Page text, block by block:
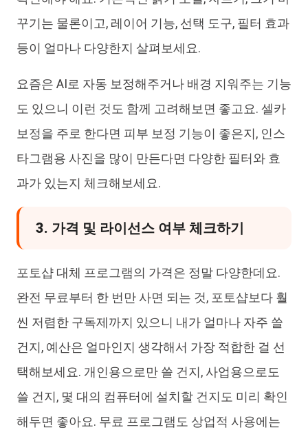
꾸기는 물론이고, 레이어 기능, 선택 도구, 필터 효과
등이 얼마나 다양한지 살펴보세요.
요즘은 AI로 자동 보정해주거나 배경 지워주는 기능
도 있으니 이런 것도 함께 고려해보면 좋고요. 셀카
보정을 주로 한다면 피부 보정 기능이 좋은지, 인스
타그램용 사진을 많이 만든다면 다양한 필터와 효
과가 있는지 체크해보세요.
3. 가격 및 라이선스 여부 체크하기
포토샵 대체 프로그램의 가격은 정말 다양한데요.
완전 무료부터 한 번만 사면 되는 것, 포토샵보다 훨
씬 저렴한 구독제까지 있으니 내가 얼마나 자주 쓸
건지, 예산은 얼마인지 생각해서 가장 적합한 걸 선
택해보세요. 개인용으로만 쓸 건지, 사업용으로도
쓸 건지, 몇 대의 컴퓨터에 설치할 건지도 미리 확인
해두면 좋아요. 무료 프로그램도 상업적 사용에는